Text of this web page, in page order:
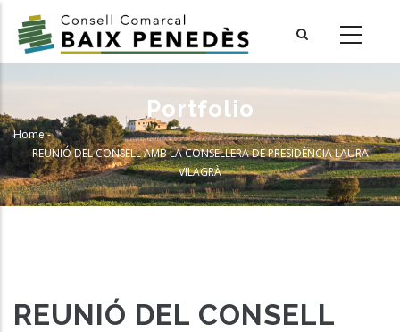
main
Portfolio
Breadcrumb
Home-
REUNIÓ DEL CONSELL AMB LA CONSELLERA DE PRESIDÈNCIA LAURA
VILAGRÀ
REUNIÓ DEL CONSELL